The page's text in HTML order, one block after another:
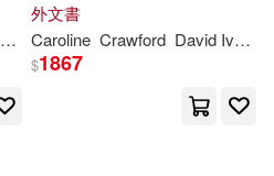
Kent Nagano Sheinfeld
外文書
Caroline Crawford David Ive
$1867